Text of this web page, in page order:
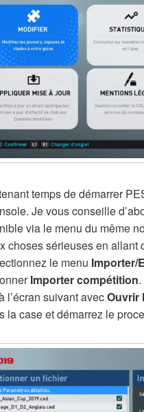
temps de démarrer
Je vous conseille
via le menu du même
choses sérieuses en allant
le menu Importer/
Importer compétition
l’écran suivant avecOuvrir
la case et démarrez le